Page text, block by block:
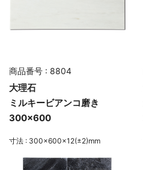
商品番号 : 8804
大理石
ミルキービアンコ磨き
300×600
寸法 : 300×600×12(±2)mm